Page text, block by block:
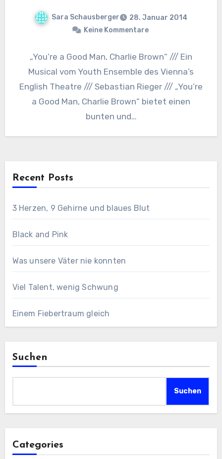
Sara Schausberger
28. Januar 2014
Keine Kommentare
„You’re a Good Man, Charlie Brown“ /// Ein
Musical vom Youth Ensemble des Vienna’s
English Theatre /// Sebastian Rieger /// „You’re
a Good Man, Charlie Brown“ bietet einen
bunten und…
Recent Posts
3 Herzen, 9 Gehirne und blaues Blut
Black and Pink
Was unsere Väter nie konnten
Viel Talent, wenig Schwung
Einem Fiebertraum gleich
Suchen
Suchen
Categories